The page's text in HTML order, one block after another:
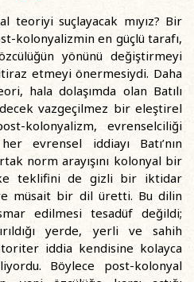
teoriyi suçlayacak mıyız? Bir
kolonyalizmin en güçlü tarafı,
yönünü değiştirmeyi
etmeyi önermesiydi. Daha
hala dolaşımda olan Batılı
vazgeçilmez bir eleştirel
kolonyalizm, evrenselciliği
evrensel iddiayı Batı’nın
norm arayışını kolonyal bir
teklifini de gizli bir iktidar
müsait bir dil üretti. Bu dilin
edilmesi tesadüf değildi;
yerde, yerli ve sahih
iddia kendisine kolayca
Böylece post-kolonyal